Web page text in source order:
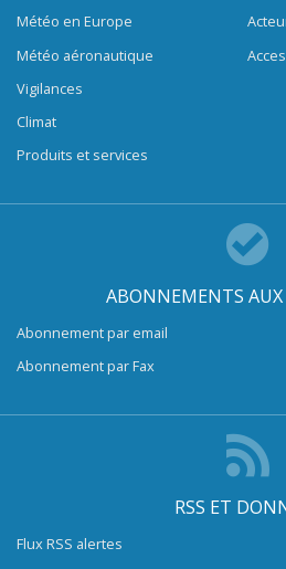
Météo en Europe
Météo aéronautique
Vigilances
Climat
Produits et services
ABONNEMENTS AUX
Abonnement par email
Abonnement par Fax
RSS ET
Flux RSS alertes